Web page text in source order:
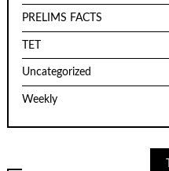
PRELIMS FACTS
TET
Uncategorized
Weekly